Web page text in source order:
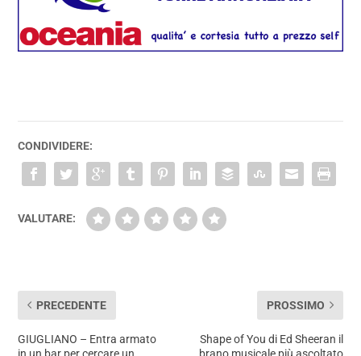
CONDIVIDERE:
VALUTARE:
PRECEDENTE
GIUGLIANO – Entra armato
in un bar per cercare un
PROSSIMO
Shape of You di Ed Sheeran il
brano musicale più ascoltato